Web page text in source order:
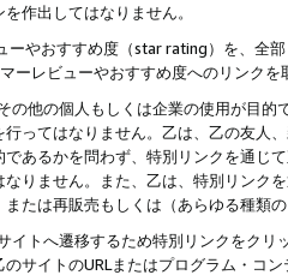
作出してはなりません。
ーやおすすめ度（star rating）を、全
ーレビューやおすすめ度へのリンクを
の他の個人もしくは企業の使用が目
ってはなりません。乙は、乙の友人
あるかを問わず、特別リンクを通じ
りません。また、乙は、特別リンク
たは再販売もしくは（あらゆる種類
イトへ遷移するため特別リンクをク
サイトのURLまたはプログラム・コ